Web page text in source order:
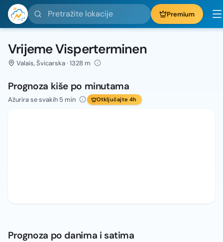
Pretražite lokacije Premium
Vrijeme Visperterminen
Valais, Švicarska · 1328 m
Prognoza kiše po minutama
Ažurira se svakih 5 min Otključajte 4h
Prognoza po danima i satima